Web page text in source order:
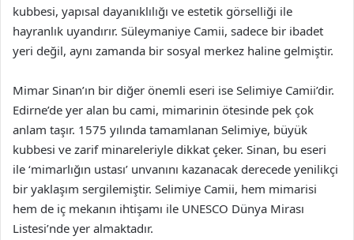
kubbesi, yapısal dayanıklılığı ve estetik görselliği ile
hayranlık uyandırır. Süleymaniye Camii, sadece bir ibadet
yeri değil, aynı zamanda bir sosyal merkez haline gelmiştir.
Mimar Sinan’ın bir diğer önemli eseri ise Selimiye Camii’dir.
Edirne’de yer alan bu cami, mimarinin ötesinde pek çok
anlam taşır. 1575 yılında tamamlanan Selimiye, büyük
kubbesi ve zarif minareleriyle dikkat çeker. Sinan, bu eseri
ile ‘mimarlığın ustası’ unvanını kazanacak derecede yenilikçi
bir yaklaşım sergilemiştir. Selimiye Camii, hem mimarisi
hem de iç mekanın ihtişamı ile UNESCO Dünya Mirası
Listesi’nde yer almaktadır.